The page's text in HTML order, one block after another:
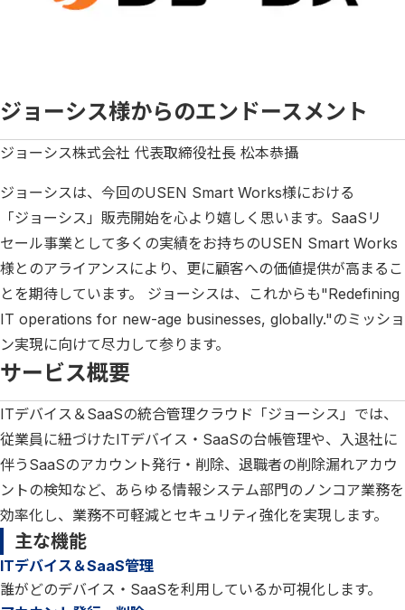
ジョーシス様からのエンドースメント
ジョーシス株式会社 代表取締役社長 松本恭攝
ジョーシスは、今回のUSEN Smart Works様における
「ジョーシス」販売開始を心より嬉しく思います。SaaSリ
セール事業として多くの実績をお持ちのUSEN Smart Works
様とのアライアンスにより、更に顧客への価値提供が高まるこ
とを期待しています。 ジョーシスは、これからも"Redefining
IT operations for new-age businesses, globally."のミッショ
ン実現に向けて尽力して参ります。
サービス概要
ITデバイス＆SaaSの統合管理クラウド「ジョーシス」では、
従業員に紐づけたITデバイス・SaaSの台帳管理や、入退社に
伴うSaaSのアカウント発行・削除、退職者の削除漏れアカウ
ントの検知など、あらゆる情報システム部門のノンコア業務を
効率化し、業務不可軽減とセキュリティ強化を実現します。
主な機能
ITデバイス＆SaaS管理
誰がどのデバイス・SaaSを利用しているか可視化します。